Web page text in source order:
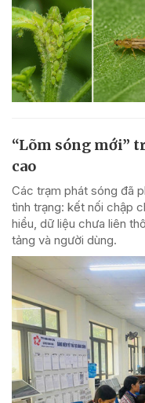
“Lõm sóng mới”
cao
Các trạm phát sóng đã
tình trạng: kết nối chập
hiểu, dữ liệu chưa liên
tảng và người dùng.